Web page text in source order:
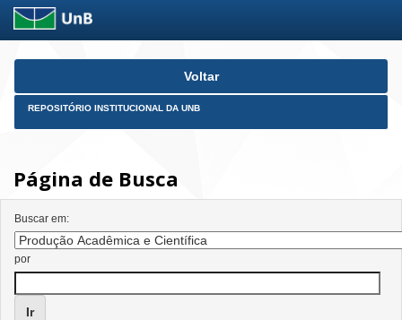
Skip
Voltar
REPOSITÓRIO INSTITUCIONAL DA UNB
Página de Busca
Buscar em:
por